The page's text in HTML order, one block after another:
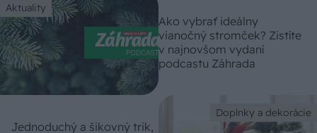
Aktuality
Ako vybrať ideálny
vianočný stromček? Zistíte
v najnovšom vydaní
podcastu Záhrada
Doplnky a dekorácie
Jednoduchý a šikovný trik,